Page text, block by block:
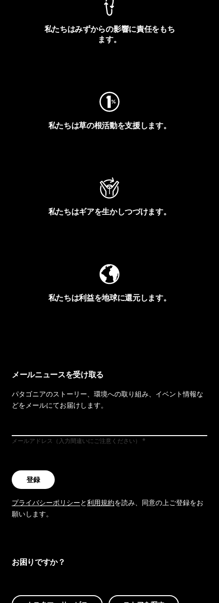
私たちはみずからの影響に責任をもち
ます。
私たちは草の根活動を支援します。
私たちはギアを生かしつづけます。
私たちは利益を地球に還元します。
メールニュースを受け取る
パタゴニアのストーリー、環境への取り組み、イベント情報な
どをメールにてお届けします。
メールアドレス（入力間違いにご注意ください）
登録
プライバシーポリシーと利用規約を読み、同意の上ご登録をお
願いします。
お困りですか？